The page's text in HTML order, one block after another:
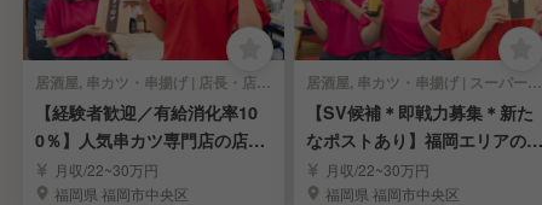
居酒屋, 串カツ・串揚げ | 店長・店長候補
【経験者歓迎／有給消化率10
0％】人気串カツ専門店の店長
候補を募集／福岡市
月収/22~30万円
福岡県 福岡市中央区
居酒屋, 串カツ・串揚げ | スーパーバイザー
【SV候補＊即戦力募集＊新た
なポストあり】福岡エリアの人
気串カツ専門店
月収/22~30万円
福岡県 福岡市中央区